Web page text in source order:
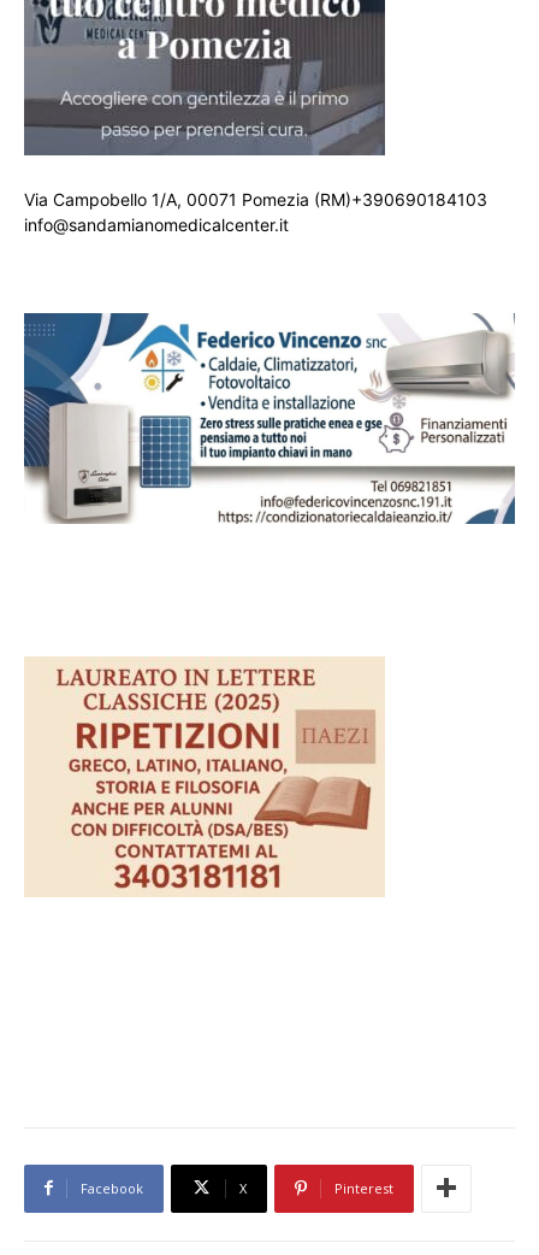
Via Campobello 1/A, 00071 Pomezia (RM)+390690184103
info@sandamianomedicalcenter.it
Facebook X Pinterest